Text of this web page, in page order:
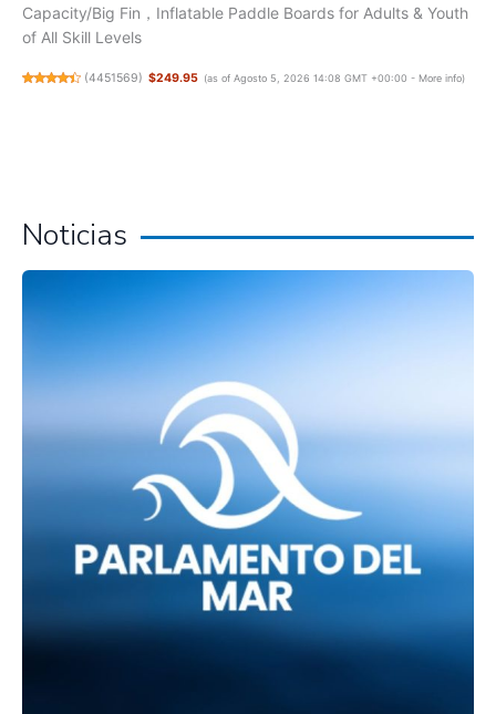
Capacity/Big Fin，Inflatable Paddle Boards for Adults & Youth
of All Skill Levels
(4451569) $249.95 (as of Agosto 5, 2026 14:08 GMT +00:00 - More info)
Noticias